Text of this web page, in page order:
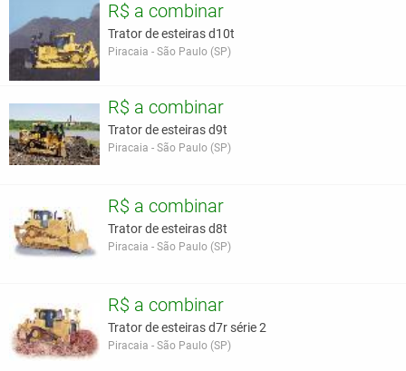
R$ a combinar
Trator de esteiras d10t
Piracaia - São Paulo (SP)
R$ a combinar
Trator de esteiras d9t
Piracaia - São Paulo (SP)
R$ a combinar
Trator de esteiras d8t
Piracaia - São Paulo (SP)
R$ a combinar
Trator de esteiras d7r série 2
Piracaia - São Paulo (SP)